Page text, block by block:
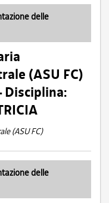
delle
(ASU FC)
Disciplina:
(ASU FC)
delle